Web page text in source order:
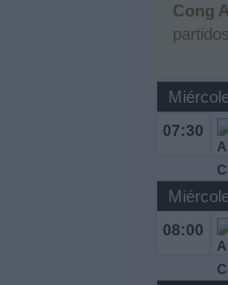
Cong
07:30
08:00